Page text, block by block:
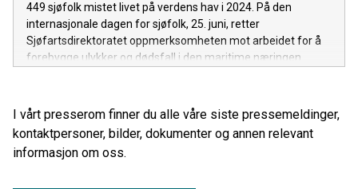
449 sjøfolk mistet livet på verdens hav i 2024. På den
internasjonale dagen for sjøfolk, 25. juni, retter
Sjøfartsdirektoratet oppmerksomheten mot arbeidet for å
forebygge ulykker og dødsfall i den maritime næringen.
I vårt presserom finner du alle våre siste pressemeldinger,
kontaktpersoner, bilder, dokumenter og annen relevant
informasjon om oss.